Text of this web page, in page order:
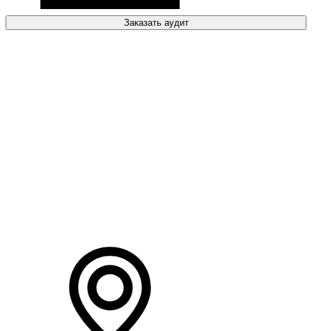
Заказать аудит